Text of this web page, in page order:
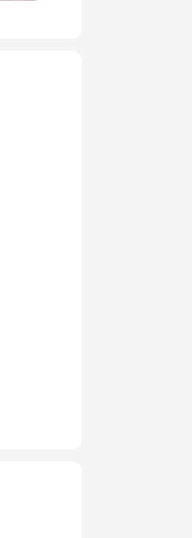
Hinweise.